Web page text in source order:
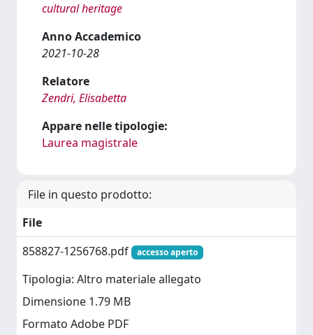
cultural heritage
Anno Accademico
2021-10-28
Relatore
Zendri, Elisabetta
Appare nelle tipologie:
Laurea magistrale
File in questo prodotto:
File
858827-1256768.pdf
accesso aperto
Tipologia: Altro materiale allegato
Dimensione 1.79 MB
Formato Adobe PDF